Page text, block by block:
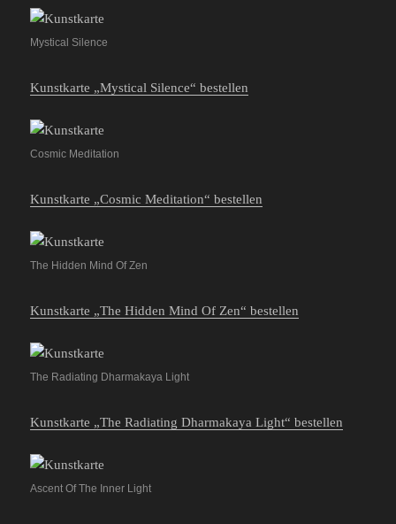
Mystical Silence
Kunstkarte „Mystical Silence“ bestellen
Cosmic Meditation
Kunstkarte „Cosmic Meditation“ bestellen
The Hidden Mind Of Zen
Kunstkarte „The Hidden Mind Of Zen“ bestellen
The Radiating Dharmakaya Light
Kunstkarte „The Radiating Dharmakaya Light“ bestellen
Ascent Of The Inner Light